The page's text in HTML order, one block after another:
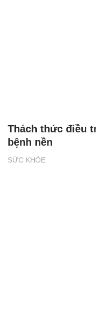
SỨC KHỎE
Thách thức điều
bệnh nền